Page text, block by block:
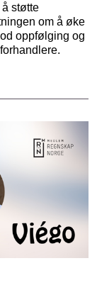
støtte
om å øke
oppfølging og